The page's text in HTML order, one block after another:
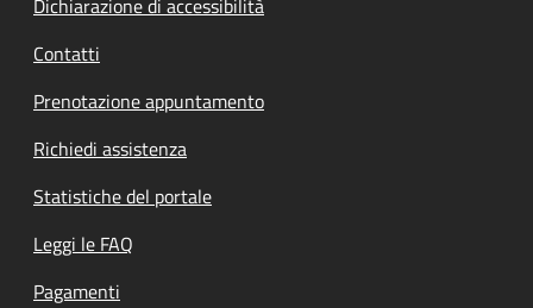
Contatti
Prenotazione appuntamento
Richiedi assistenza
Statistiche del portale
Leggi le FAQ
Pagamenti